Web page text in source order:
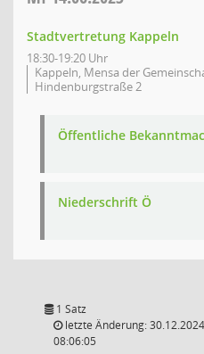
Stadtvertretung Kappeln
18:30-19:20 Uhr
Kappeln, Mensa der
Hindenburgstraße 2
Öffentliche
Niederschrift Ö
1 Satz
letzte Änderung: 30.12.2024
08:06:05